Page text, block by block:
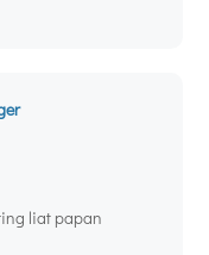
liat papan